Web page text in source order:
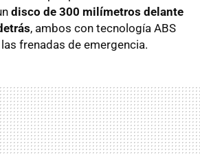
disco de 300 milímetros delante
, ambos con tecnología ABS
frenadas de emergencia.